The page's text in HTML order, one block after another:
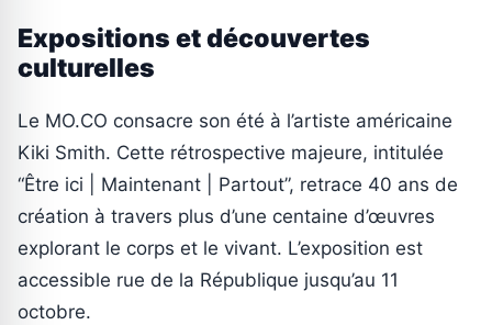
Expositions et découvertes
culturelles
Le MO.CO consacre son été à l’artiste américaine
Kiki Smith. Cette rétrospective majeure, intitulée
“Être ici | Maintenant | Partout”, retrace 40 ans de
création à travers plus d’une centaine d’œuvres
explorant le corps et le vivant. L’exposition est
accessible rue de la République jusqu’au 11
octobre.